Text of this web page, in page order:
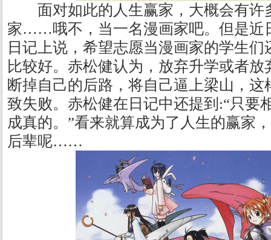
面对如此的人生赢家，大概会有许
家……哦不，当一名漫画家吧。但是近
日记上说，希望志愿当漫画家的学生们
比较好。赤松健认为，放弃升学或者
断掉自己的后路，将自己逼上梁山，
致失败。赤松健在日记中还提到:“只要
成真的。”看来就算成为了人生的赢家
后辈呢……